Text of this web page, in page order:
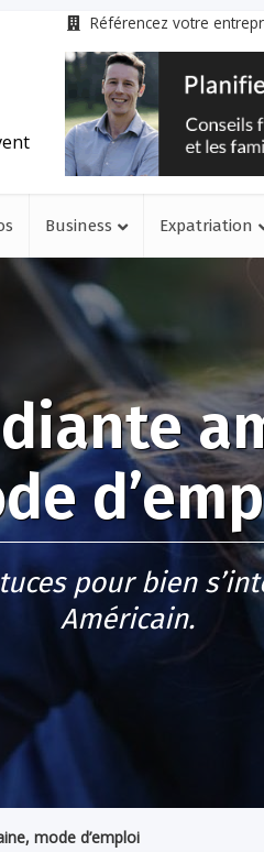
Référencez votre
Business Expatriation
pour bien
Américain.
mode d’emploi